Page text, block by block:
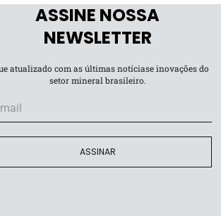
a 2025. No entanto, como o cenário
a expectativa é de que os
à continuidade operacional” da
supera o total de seus ativos em R$
ASSINE NOSSA
NEWSLETTER
atualizado com as últimas notíciase inovações do
setor mineral brasileiro.
ASSINAR